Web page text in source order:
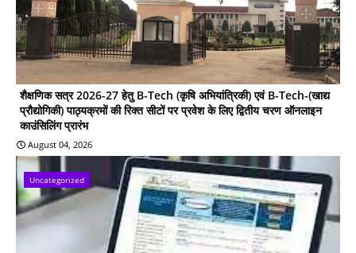
शैक्षणिक सत्र 2026-27 हेतु B-Tech (कृषि अभियांत्रिकी) एवं B-Tech-(खाद्य
प्रौद्योगिकी) पाठ्यक्रमों की रिक्त सीटों पर प्रवेश के लिए द्वितीय चरण ऑनलाइन
काउंसिलिंग प्रारंभ
August 04, 2026
Uncategorized